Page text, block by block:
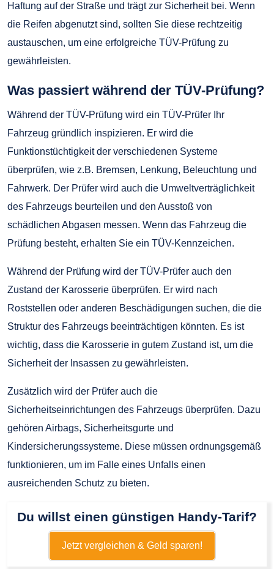
Haftung auf der Straße und trägt zur Sicherheit bei. Wenn
die Reifen abgenutzt sind, sollten Sie diese rechtzeitig
austauschen, um eine erfolgreiche TÜV-Prüfung zu
gewährleisten.
Was passiert während der TÜV-Prüfung?
Während der TÜV-Prüfung wird ein TÜV-Prüfer Ihr
Fahrzeug gründlich inspizieren. Er wird die
Funktionstüchtigkeit der verschiedenen Systeme
überprüfen, wie z.B. Bremsen, Lenkung, Beleuchtung und
Fahrwerk. Der Prüfer wird auch die Umweltverträglichkeit
des Fahrzeugs beurteilen und den Ausstoß von
schädlichen Abgasen messen. Wenn das Fahrzeug die
Prüfung besteht, erhalten Sie ein TÜV-Kennzeichen.
Während der Prüfung wird der TÜV-Prüfer auch den
Zustand der Karosserie überprüfen. Er wird nach
Roststellen oder anderen Beschädigungen suchen, die die
Struktur des Fahrzeugs beeinträchtigen könnten. Es ist
wichtig, dass die Karosserie in gutem Zustand ist, um die
Sicherheit der Insassen zu gewährleisten.
Zusätzlich wird der Prüfer auch die
Sicherheitseinrichtungen des Fahrzeugs überprüfen. Dazu
gehören Airbags, Sicherheitsgurte und
Kindersicherungssysteme. Diese müssen ordnungsgemäß
funktionieren, um im Falle eines Unfalls einen
ausreichenden Schutz zu bieten.
Du willst einen günstigen Handy-Tarif?
Jetzt vergleichen & Geld sparen!